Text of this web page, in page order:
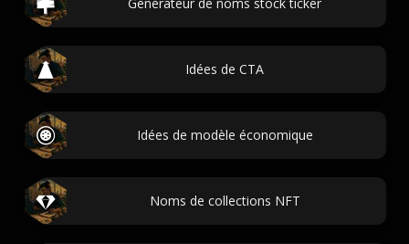
Idées de CTA
Idées de modèle économique
Noms de collections NFT